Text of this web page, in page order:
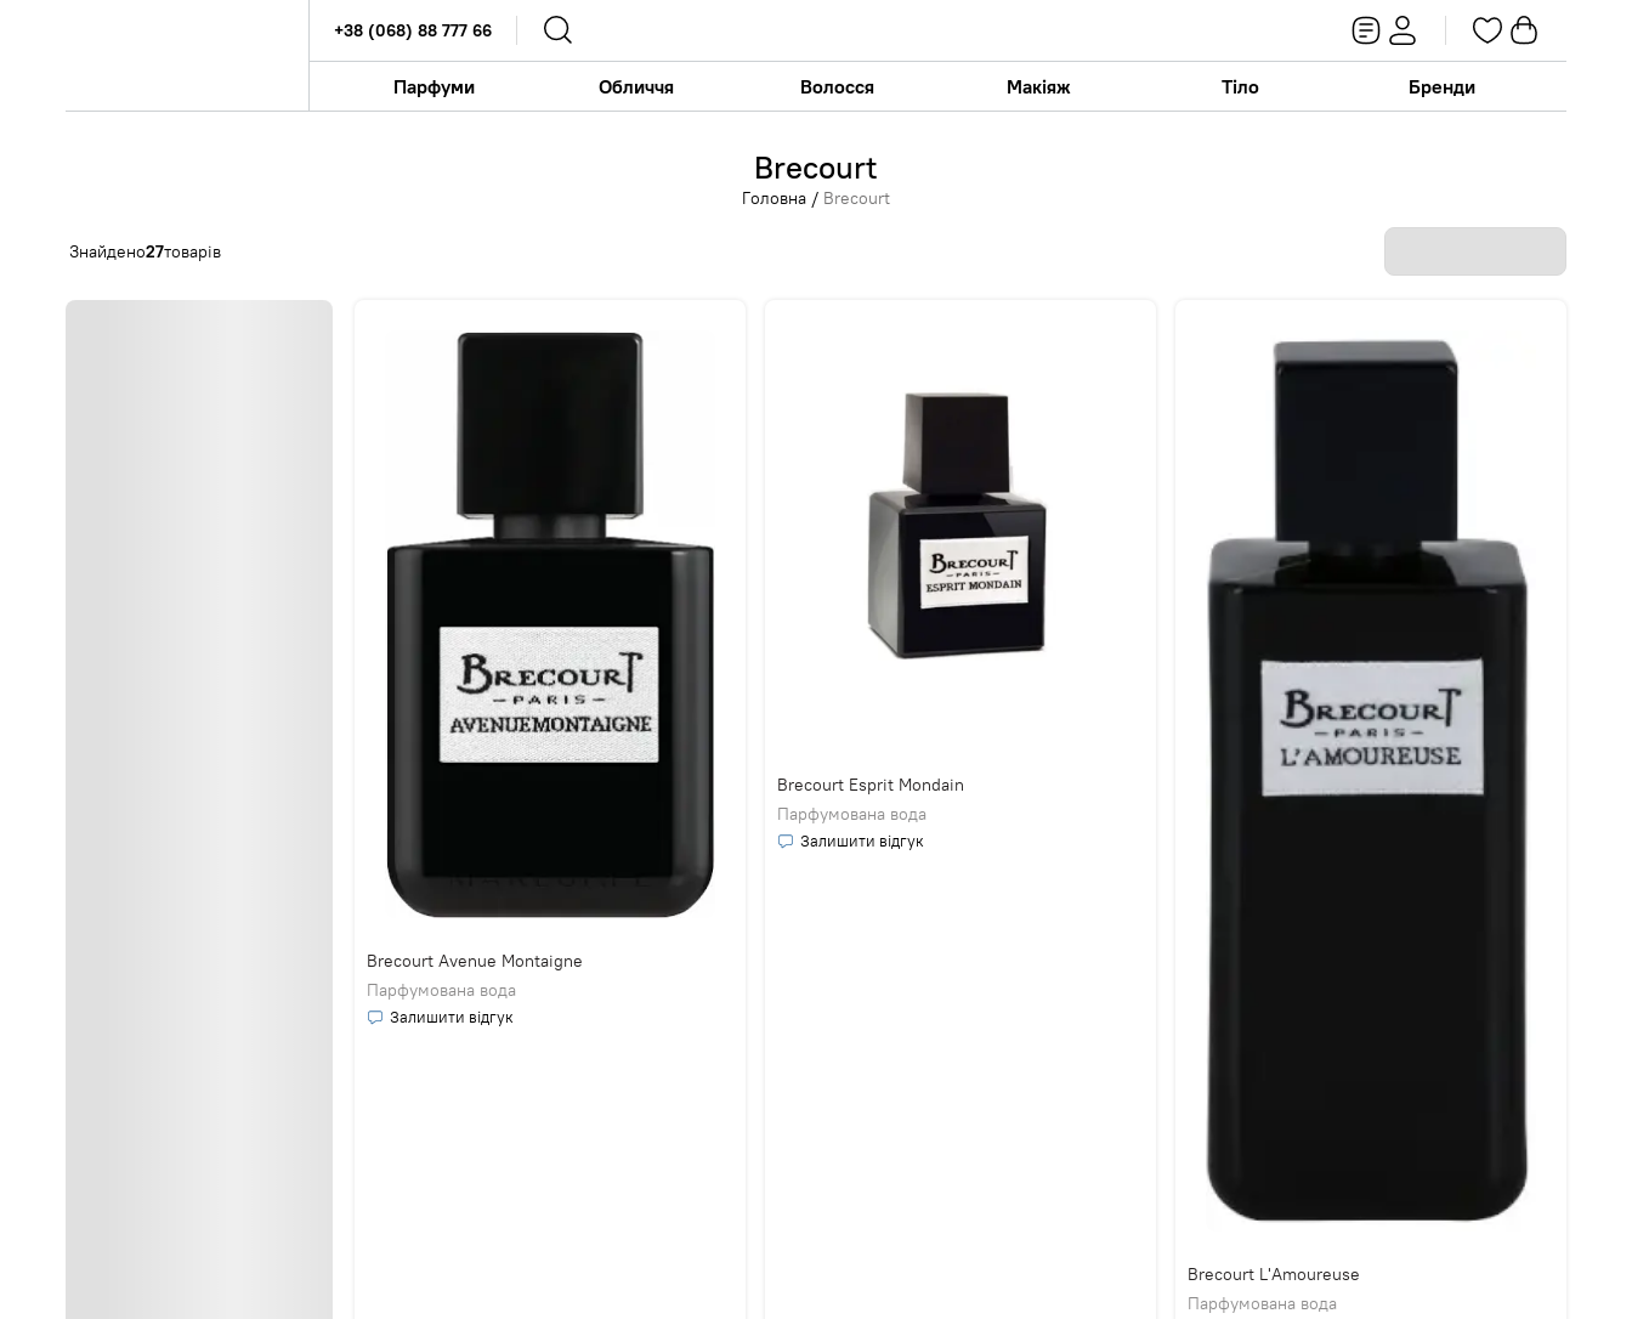
+38 (068) 88 777 66
Парфуми Обличчя Волосся Макіяж Тіло Бренди
Brecourt
Головна / Brecourt
Знайдено27товарів
Brecourt Avenue Montaigne
Парфумована вода
Залишити відгук
Brecourt Esprit Mondain
Парфумована вода
Залишити відгук
Brecourt L'Amoureuse
Парфумована вода